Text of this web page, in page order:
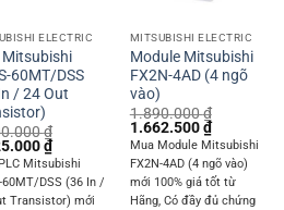
ELECTRIC
Mitsubishi
60MT/DSS
/ 24 Out
₫
₫.
₫Current
price
is:
7.125.000 ₫.
Mitsubishi
60MT/DSS (36 In /
Transistor) mới
MITSUBISHI ELECTRIC
Module Mitsubishi
FX2N-4AD (4 ngõ
vào)
1.890.000₫
Original
price
was:
1.890.000 ₫.
1.662.500₫Current
price
is:
1.662.500
Mua Module Mitsubishi
FX2N-4AD (4 ngõ vào)
mới 100% giá tốt từ
Hãng, Có đầy đủ chứng